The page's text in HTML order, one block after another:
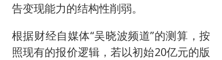
告变现能力的结构性削弱。
根据财经自媒体“吴晓波频道”的测算，按
照现有的报价逻辑，若以初始20亿元的版